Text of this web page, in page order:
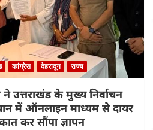
कांग्रेस देहरादून राज्य
ने उत्तराखंड के मुख्य निर्वाचन
में ऑनलाइन माध्यम से दायर
कर सौंपा ज्ञापन